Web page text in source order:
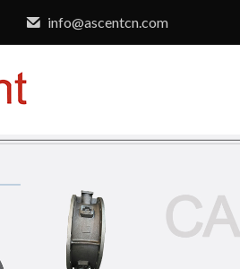
info@ascentcn.com